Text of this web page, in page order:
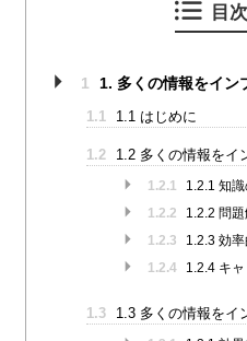
目次
1 1. 多くの情報をイン
1.1 1.1 はじめに
1.2 1.2 多くの情報をイ
1.2.1
1.2.1 知
1.2.2
1.2.2 問
1.2.3
1.2.3 効
1.2.4
1.2.4 キ
1.3 1.3 多くの情報をイ